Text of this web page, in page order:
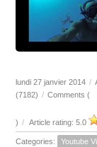
lundi 27 janvier 2014 /
(7182) / Comments (
) / Article rating: 5.0
Categories: Youtube